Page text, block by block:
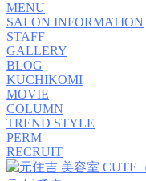
MENU
SALON INFORMATION
STAFF
GALLERY
BLOG
KUCHIKOMI
MOVIE
COLUMN
TREND STYLE
PERM
RECRUIT